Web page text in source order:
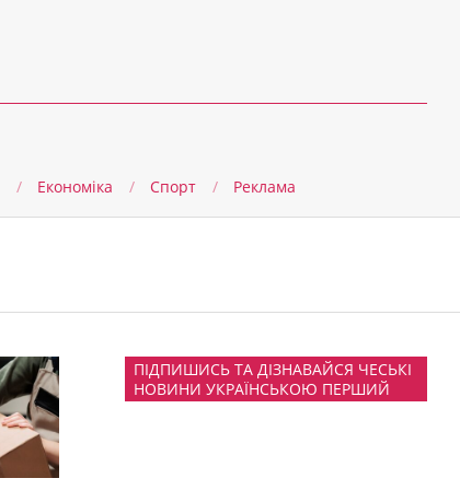
Економіка Спорт Реклама
ПІДПИШИСЬ ТА ДІЗНАВАЙСЯ ЧЕСЬКІ
НОВИНИ УКРАЇНСЬКОЮ ПЕРШИЙ